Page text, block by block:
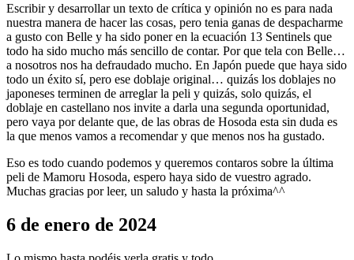
Escribir y desarrollar un texto de crítica y opinión no es para nada
nuestra manera de hacer las cosas, pero tenia ganas de despacharme
a gusto con Belle y ha sido poner en la ecuación 13 Sentinels que
todo ha sido mucho más sencillo de contar. Por que tela con Belle…
a nosotros nos ha defraudado mucho. En Japón puede que haya sido
todo un éxito sí, pero ese doblaje original… quizás los doblajes no
japoneses terminen de arreglar la peli y quizás, solo quizás, el
doblaje en castellano nos invite a darla una segunda oportunidad,
pero vaya por delante que, de las obras de Hosoda esta sin duda es
la que menos vamos a recomendar y que menos nos ha gustado.
Eso es todo cuando podemos y queremos contaros sobre la última
peli de Mamoru Hosoda, espero haya sido de vuestro agrado.
Muchas gracias por leer, un saludo y hasta la próxima^^
6 de enero de 2024